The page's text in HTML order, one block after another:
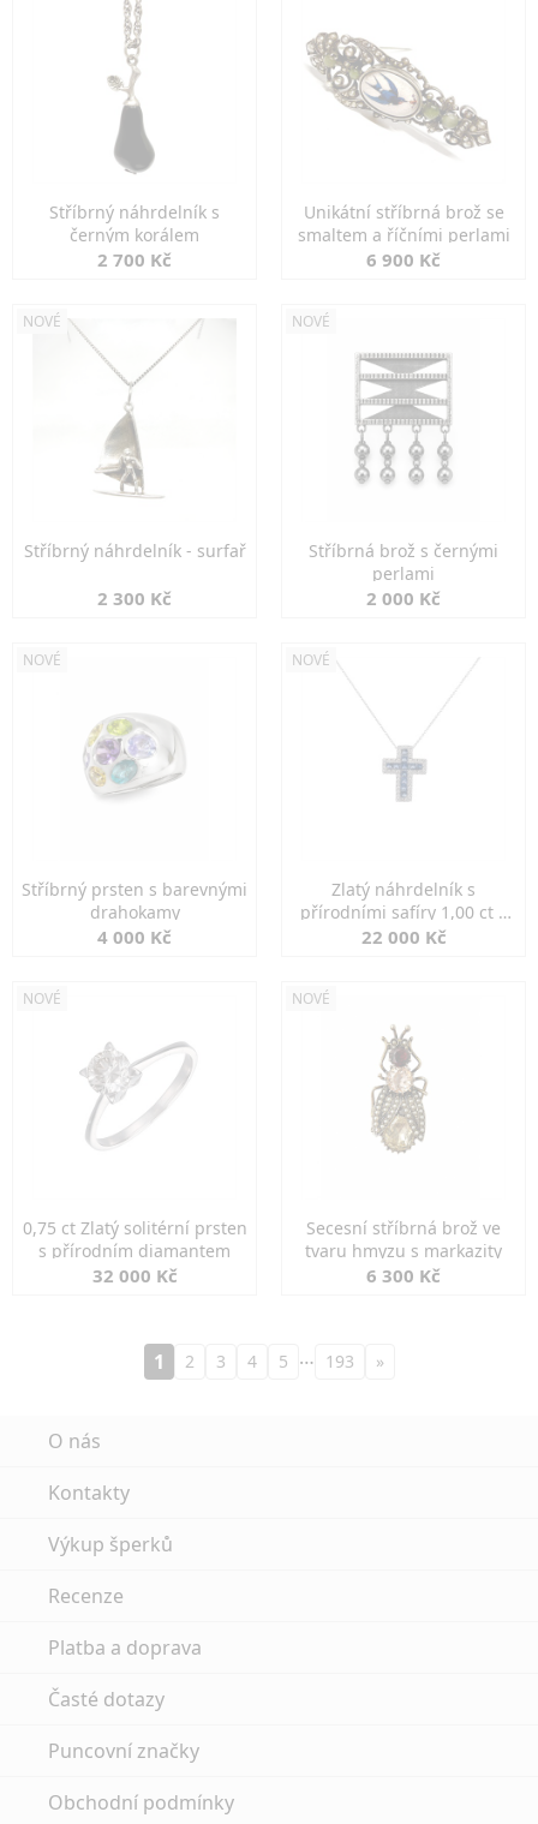
Stříbrný náhrdelník s
černým korálem
2 700 Kč
Unikátní stříbrná brož se
smaltem a říčními perlami
6 900 Kč
NOVÉ
Stříbrný náhrdelník - surfař
2 300 Kč
NOVÉ
Stříbrná brož s černými
perlami
2 000 Kč
NOVÉ
Stříbrný prsten s barevnými
drahokamy
4 000 Kč
NOVÉ
Zlatý náhrdelník s
přírodními safíry 1,00 ct a
diamanty
22 000 Kč
NOVÉ
0,75 ct Zlatý solitérní prsten
s přírodním diamantem
32 000 Kč
NOVÉ
Secesní stříbrná brož ve
tvaru hmyzu s markazity
6 300 Kč
1 2 3 4 5 … 193 »
O nás
Kontakty
Výkup šperků
Recenze
Platba a doprava
Časté dotazy
Puncovní značky
Obchodní podmínky